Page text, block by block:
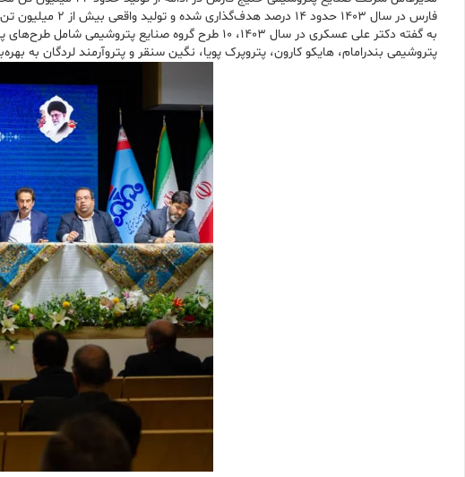
فارس در سال ۱۴۰۳ حدود ۱۴ درصد هدف‌گذاری شده و تولید واقعی بیش از ۲ میلیون تن افزایش خواهد یافت.
به گفته دکتر علی عسکری در سال ۱۴۰۳، ۱۰ طرح گروه
پتروشیمی بندرامام، هایکو کارون، پتروپرک پویا، نگین سنقر و پتروآرمند لردگان به